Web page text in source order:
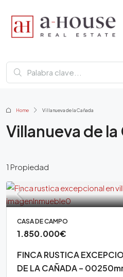
Home Villanueva de la Cañada
Villanueva de la
1 Propiedad
CASA DE CAMPO
1.850.000€
FINCA RUSTICA
DE LA CAÑADA –